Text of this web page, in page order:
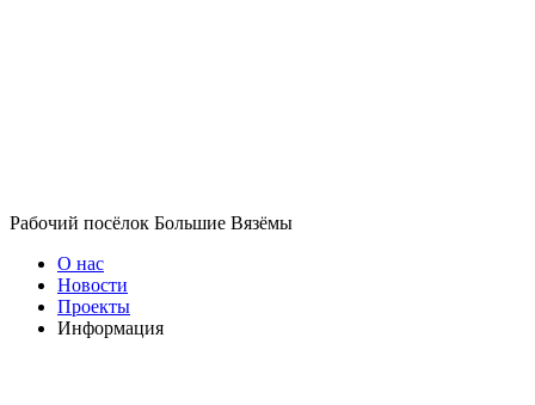
Рабочий посёлок Большие Вязёмы
О нас
Новости
Проекты
Информация